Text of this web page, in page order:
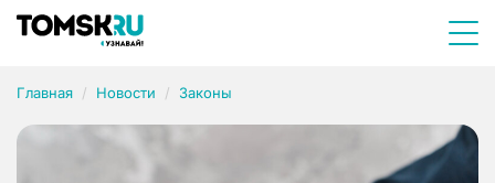
Главная Новости Законы